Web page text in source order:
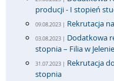
producji - I stopień
09.08.2023 | Rekrutacja
03.08.2023 | Dodatkowa
stopnia – Filia w
31.07.2023 | Rekrutacja
stopnia